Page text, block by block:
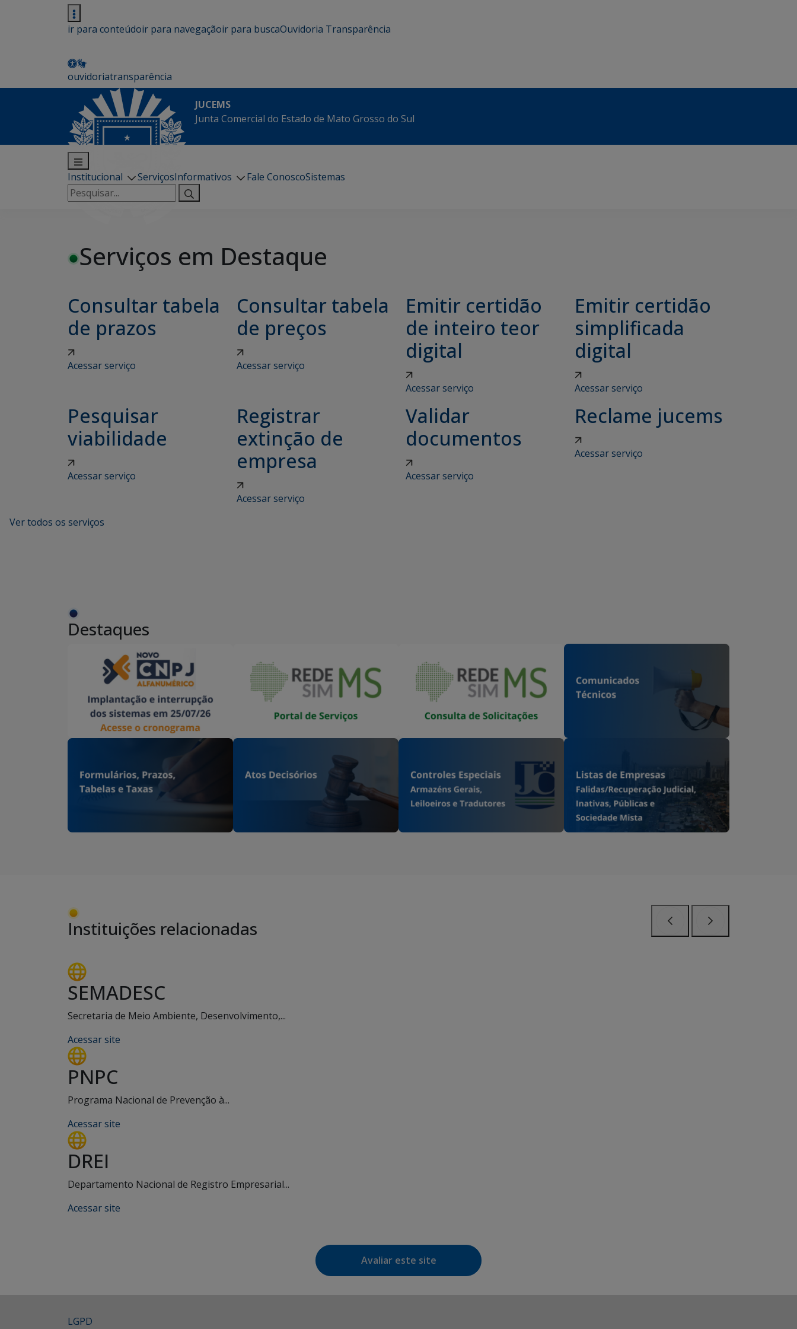
ir para conteúdoir para navegaçãoir para buscaOuvidoria Transparência
ouvidoriatransparência
JUCEMS
Junta Comercial do Estado de Mato Grosso do Sul
Institucional ServiçosInformativos Fale ConoscoSistemas
Pesquisar
por:
Serviços em Destaque
Consultar tabela
de prazos
Acessar serviço
Consultar tabela
de preços
Acessar serviço
Emitir certidão
de inteiro teor
digital
Acessar serviço
Emitir certidão
simplificada
digital
Acessar serviço
Pesquisar
viabilidade
Acessar serviço
Registrar
extinção de
empresa
Acessar serviço
Validar
documentos
Acessar serviço
Reclame jucems
Acessar serviço
Ver todos os serviços
Destaques
Instituições relacionadas
SEMADESC
Secretaria de Meio Ambiente, Desenvolvimento,...
Acessar site
PNPC
Programa Nacional de Prevenção à...
Acessar site
DREI
Departamento Nacional de Registro Empresarial...
Acessar site
Avaliar este site
LGPD